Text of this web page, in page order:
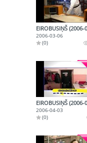
2006-03-06
(0)
2006-04-03
(0)